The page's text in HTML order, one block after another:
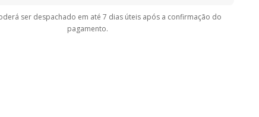
ser despachado em até 7 dias úteis após a confirmação do
pagamento.